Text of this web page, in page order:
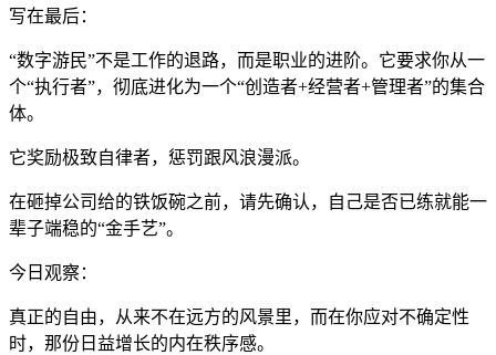
写在最后：
“数字游民”不是工作的退路，而是职业的进阶。它要求你从一
个“执行者”，彻底进化为一个“创造者+经营者+管理者”的集合
体。
它奖励极致自律者，惩罚跟风浪漫派。
在砸掉公司给的铁饭碗之前，请先确认，自己是否已练就能一
辈子端稳的“金手艺”。
今日观察：
真正的自由，从来不在远方的风景里，而在你应对不确定性
时，那份日益增长的内在秩序感。